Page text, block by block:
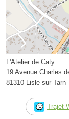
L'Atelier de Caty
19 Avenue Charles
81310 Lisle-sur-Tarn
Trajet